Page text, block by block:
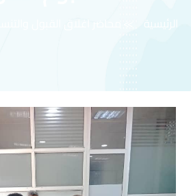
الكليات والمراكز
النيابات والعمادات
البحث العلمي
الرئيسية